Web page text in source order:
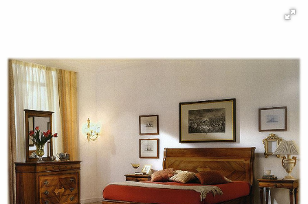
Пример композиции для спальни. В композицию
входят кровать, подставка, зеркало